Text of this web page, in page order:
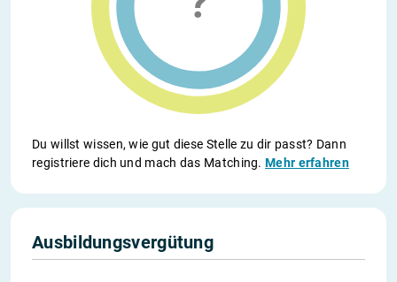
Du willst wissen, wie gut diese Stelle zu dir passt? Dann
registriere dich und mach das Matching.Mehr erfahren
Ausbildungsvergütung